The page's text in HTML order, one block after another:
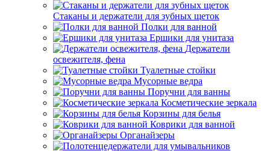
Стаканы и держатели для зубных щеток
Полки для ванной
Ершики для унитаза
Держатели
освежителя, фена
Туалетные стойки
Мусорные ведра
Поручни для ванны
Косметические зеркала
Корзины для белья
Коврики для ванной
Органайзеры